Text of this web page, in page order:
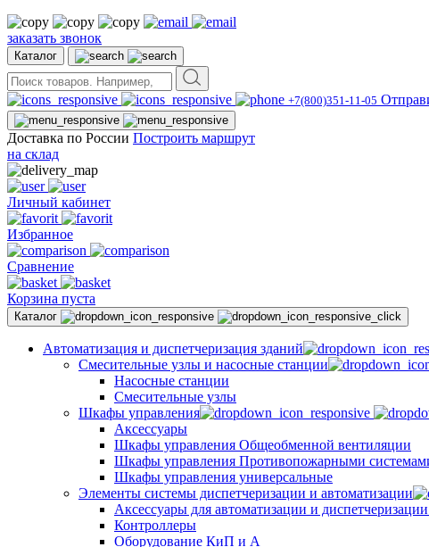
заказать звонок
Каталог
+7(800)351-11-05
Доставка по России Построить маршрут
на склад
Личный кабинет
Избранное
Сравнение
Корзина пуста
Каталог
Автоматизация и диспетчеризация зданий
Смесительные узлы и насосные станции
Насосные станции
Смесительные узлы
Шкафы управления
Аксессуары
Шкафы управления Общеобменной вентиляции
Шкафы управления Противопожарными
Шкафы управления универсальные
Элементы системы диспетчеризации и автоматизации
Аксессуары для автоматизации и
Контроллеры
Оборудование КиП и А